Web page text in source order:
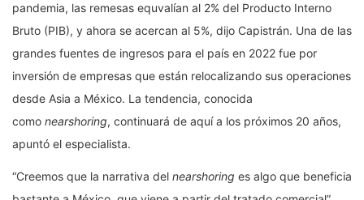
pandemia, las remesas equvalían al 2% del Producto Interno
Bruto (PIB), y ahora se acercan al 5%, dijo Capistrán. Una de las
grandes fuentes de ingresos para el país en 2022 fue por
inversión de empresas que están relocalizando sus operaciones
desde Asia a México. La tendencia, conocida
como nearshoring, continuará de aquí a los próximos 20 años,
apuntó el especialista.
“Creemos que la narrativa del nearshoring es algo que beneficia